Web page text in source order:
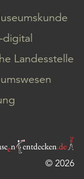
digital
Landesstelle
© 2026